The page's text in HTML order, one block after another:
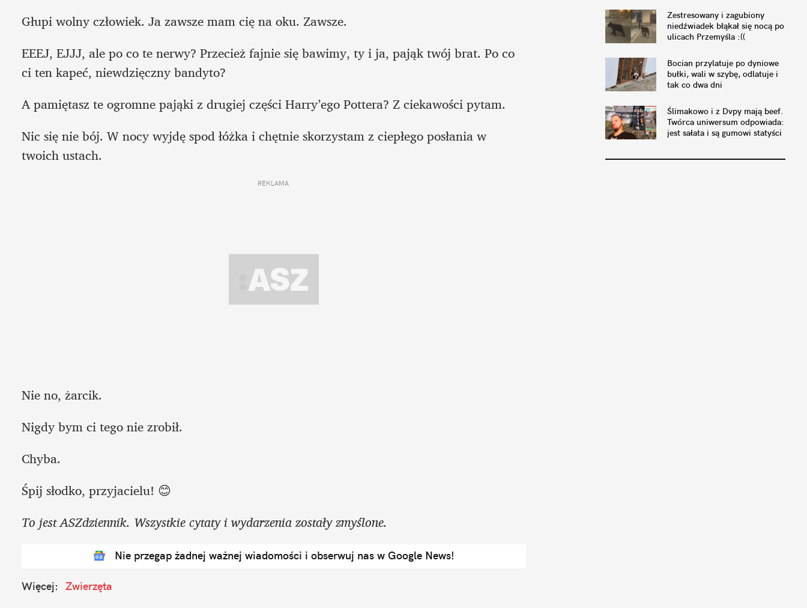
Głupi wolny człowiek. Ja zawsze mam cię na oku. Zawsze.
EEEJ, EJJJ, ale po co te nerwy? Przecież fajnie się bawimy, ty i ja, pająk twój brat. Po co
ci ten kapeć, niewdzięczny bandyto?
A pamiętasz te ogromne pająki z drugiej części Harry’ego Pottera? Z ciekawości pytam.
Nic się nie bój. W nocy wyjdę spod łóżka i chętnie skorzystam z ciepłego posłania w
twoich ustach.
REKLAMA
Nie no, żarcik.
Nigdy bym ci tego nie zrobił.
Chyba.
Śpij słodko, przyjacielu! 😊
To jest ASZdziennik. Wszystkie cytaty i wydarzenia zostały zmyślone.
Nie przegap żadnej ważnej wiadomości i obserwuj nas w Google News!
Zestresowany i zagubiony
niedźwiadek błąkał się nocą po
ulicach Przemyśla :((
Bocian przylatuje po dyniowe
bułki, wali w szybę, odlatuje i
tak co dwa dni
Ślimakowo i z Dvpy mają beef.
Twórca uniwersum odpowiada:
jest sałata i są gumowi statyści
Więcej: Zwierzęta